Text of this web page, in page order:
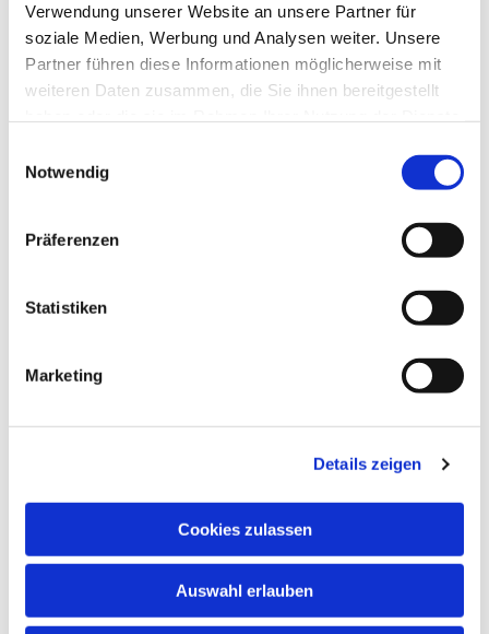
Verwendung unserer Website an unsere Partner für
soziale Medien, Werbung und Analysen weiter. Unsere
Partner führen diese Informationen möglicherweise mit
weiteren Daten zusammen, die Sie ihnen bereitgestellt
Notwendig
Präferenzen
Statistiken
Marketing
Details zeigen
Cookies zulassen
Auswahl erlauben
Rhythmik
Grundlagen der Musiklehre
Neben musikalischem Wissen wachsen auch
Lernbereitschaft, Fantasie, Wahrnehmung und
Musik öffnet Herzen – und fördert Kinder in ihrer